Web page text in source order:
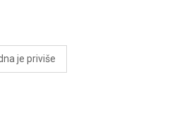
je priviše